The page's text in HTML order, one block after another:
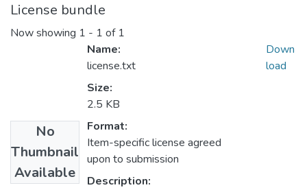
License bundle
Now showing 1 - 1 of 1
No
Thumbnail
Available
Name:
license.txt
Size:
2.5 KB
Format:
Item-specific license agreed
upon to submission
Description:
Down
load